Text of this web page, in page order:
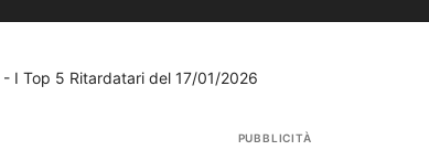
- I Top 5 Ritardatari del 17/01/2026
PUBBLICITÀ